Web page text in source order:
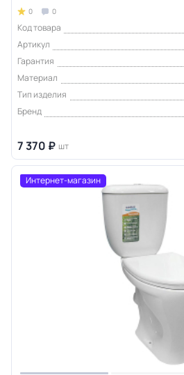
0 0
Код товара
Артикул
Гарантия
Материал
Тип изделия
Бренд
7 370 ₽ шт
Интернет-магазин